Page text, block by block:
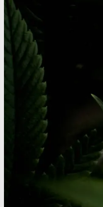
Oplev alle vores tests her
Headshop